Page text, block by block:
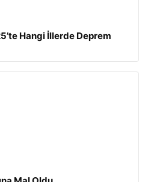
Hangi İllerde Deprem